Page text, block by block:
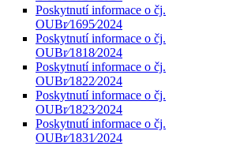
Poskytnutí informace o čj.
OUBr⁄1695⁄2024
Poskytnutí informace o čj.
OUBr⁄1818⁄2024
Poskytnutí informace o čj.
OUBr⁄1822⁄2024
Poskytnutí informace o čj.
OUBr⁄1823⁄2024
Poskytnutí informace o čj.
OUBr⁄1831⁄2024